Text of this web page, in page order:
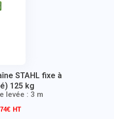
STAHL fixe à
125 kg
levée : 3 m
€